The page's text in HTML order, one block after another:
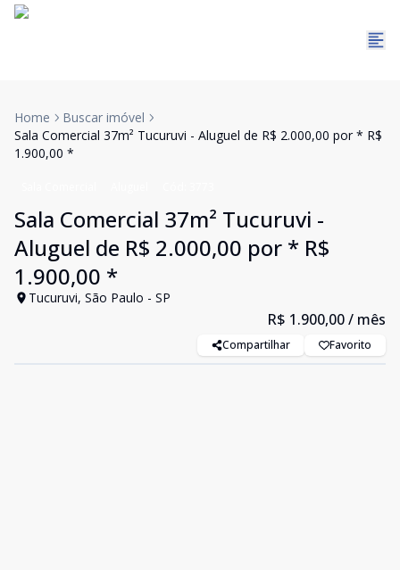
Home
Buscar imóvel
Sala Comercial 37m² Tucuruvi - Aluguel de R$ 2.000,00 por * R$
1.900,00 *
Sala Comercial 37m² Tucuruvi -
Aluguel de R$ 2.000,00 por * R$
1.900,00 *
Tucuruvi, São Paulo - SP
R$ 1.900,00/ mês
Compartilhar Favorito